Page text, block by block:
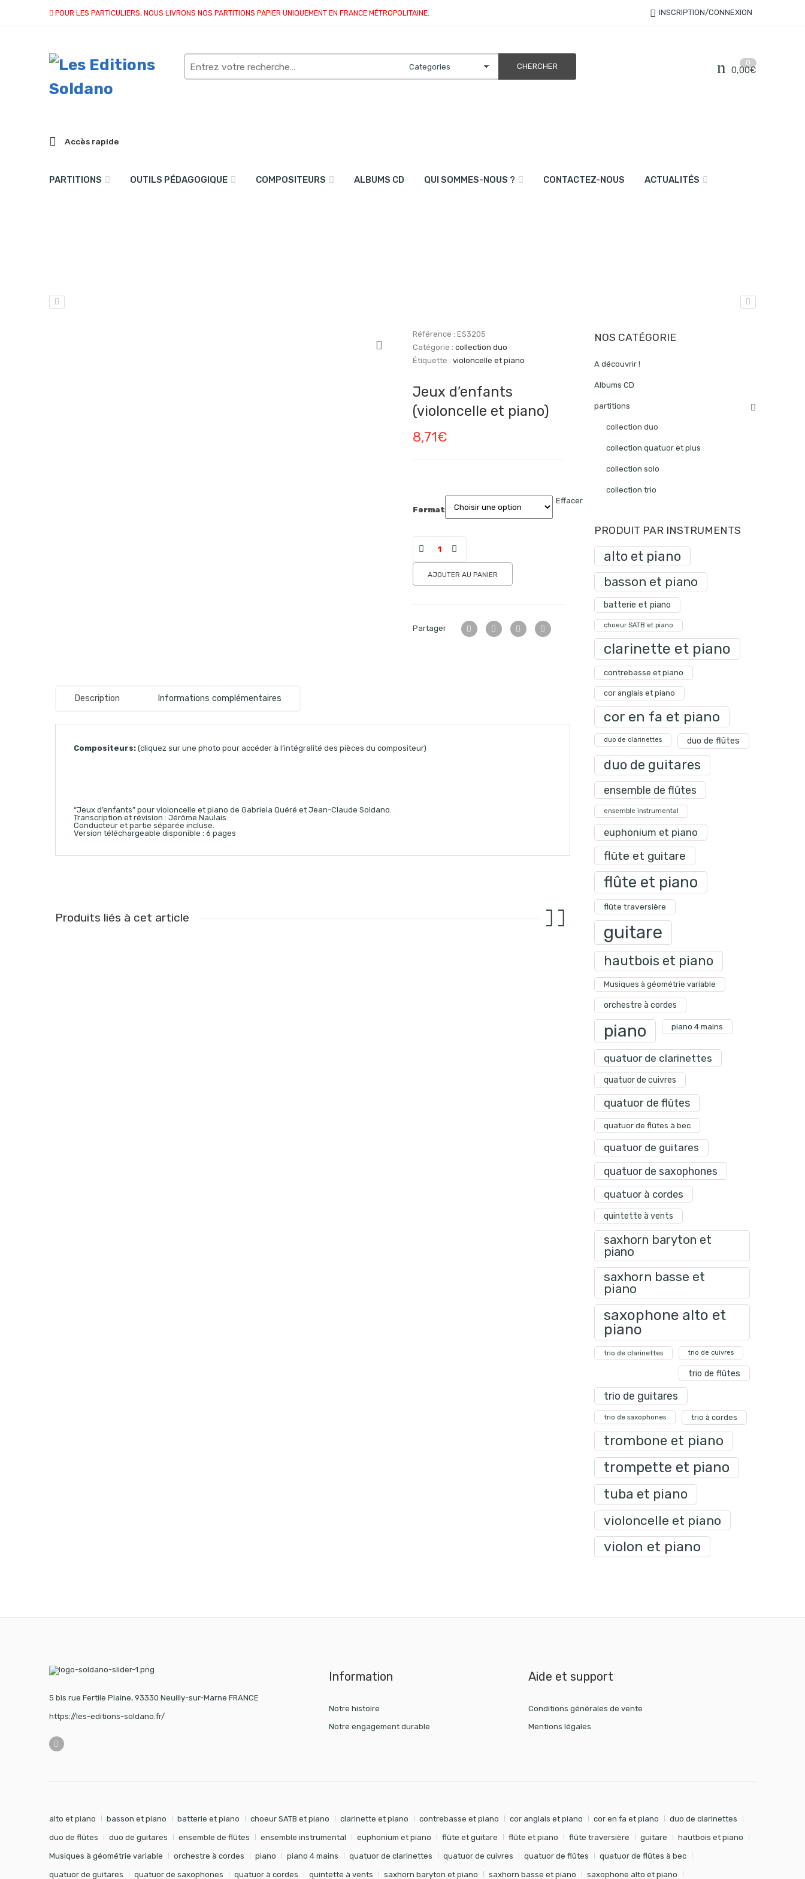
POUR LES PARTICULIERS, NOUS LIVRONS NOS PARTITIONS PAPIER UNIQUEMENT EN FRANCE MÉTROPOLITAINE. INSCRIPTION/CONNEXION
Search
here
0
0,00€
Accès rapide
PARTITIONS OUTILS PÉDAGOGIQUE COMPOSITEURS ALBUMS CD QUI SOMMES-NOUS ? CONTACTEZ-NOUS ACTUALITÉS
Référence : ES3205
Catégorie : collection duo
Étiquette : violoncelle et piano
Jeux d’enfants
(violoncelle et piano)
8,71€
Format
Effacer
AJOUTER AU PANIER
Partager
Description Informations complémentaires
Compositeurs: (cliquez sur une photo pour accéder à l’intégralité des pièces du compositeur)
“Jeux d’enfants” pour violoncelle et piano de Gabriela Quéré et Jean-Claude Soldano.
Transcription et révision : Jérôme Naulais.
Conducteur et partie séparée incluse.
Version téléchargeable disponible : 6 pages
Produits liés à cet article
NOS CATÉGORIE
A découvrir !
Albums CD
partitions
collection duo
collection quatuor et plus
collection solo
collection trio
PRODUIT PAR INSTRUMENTS
alto et piano
basson et piano
batterie et piano
choeur SATB et piano
clarinette et piano
contrebasse et piano
cor anglais et piano
cor en fa et piano
duo de clarinettes duo de flûtes
duo de guitares
ensemble de flûtes
ensemble instrumental
euphonium et piano
flûte et guitare
flûte et piano
flûte traversière
guitare
hautbois et piano
Musiques à géométrie variable
orchestre à cordes
piano piano 4 mains
quatuor de clarinettes
quatuor de cuivres
quatuor de flûtes
quatuor de flûtes à bec
quatuor de guitares
quatuor de saxophones
quatuor à cordes
quintette à vents
saxhorn baryton et
piano
saxhorn basse et
piano
saxophone alto et
piano
trio de clarinettes trio de cuivres
trio de flûtes
trio de guitares
trio de saxophones trio à cordes
trombone et piano
trompette et piano
tuba et piano
violoncelle et piano
violon et piano
5 bis rue Fertile Plaine, 93330 Neuilly-sur-Marne FRANCE
https://les-editions-soldano.fr/
Information
Notre histoire
Notre engagement durable
Aide et support
Conditions générales de vente
Mentions légales
alto et piano basson et piano batterie et piano choeur SATB et piano clarinette et piano contrebasse et piano cor anglais et piano cor en fa et piano duo de clarinettes
duo de flûtes duo de guitares ensemble de flûtes ensemble instrumental euphonium et piano flûte et guitare flûte et piano flûte traversière guitare hautbois et piano
Musiques à géométrie variable orchestre à cordes piano piano 4 mains quatuor de clarinettes quatuor de cuivres quatuor de flûtes quatuor de flûtes à bec
quatuor de guitares quatuor de saxophones quatuor à cordes quintette à vents saxhorn baryton et piano saxhorn basse et piano saxophone alto et piano